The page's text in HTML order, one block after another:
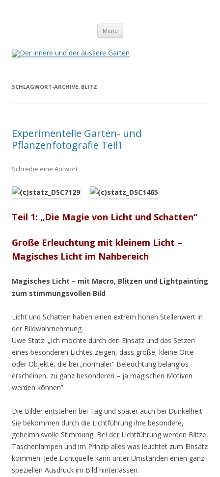
Menü Zum
springen
SCHLAGWORT-ARCHIVE: BLITZ
Experimentelle Garten- und
Pflanzenfotografie Teil1
Schreibe eine Antwort
Teil 1: „Die Magie von Licht und Schatten“
Große Erleuchtung mit kleinem Licht –
Magisches Licht im Nahbereich
Magisches Licht – mit Macro, Blitzen und Lightpainting
zum stimmungsvollen Bild
Licht und Schatten haben einen extrem hohen Stellenwert in
der Bildwahrnehmung.
Uwe Statz: „Ich möchte durch den Einsatz und das Setzen
eines besonderen Lichtes zeigen, dass große, kleine Orte
oder Objekte, die bei „normaler” Beleuchtung belanglos
erscheinen, zu ganz besonderen – ja magischen Motiven
werden können”.
Die Bilder entstehen bei Tag und später auch bei Dunkelheit.
Sie bekommen durch die Lichtführung ihre besondere,
geheimnisvolle Stimmung. Bei der Lichtführung werden Blitze,
Taschenlampen und im Prinzip alles was leuchtet zum Einsatz
kommen. Jede Lichtquelle kann unter Umständen einen ganz
speziellen Ausdruck im Bild hinterlassen.